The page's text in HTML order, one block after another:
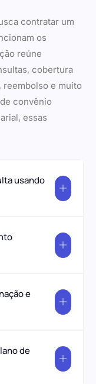
contratar um
os
reúne
cobertura
reembolso e muito
convênio
essas
usando
e
de